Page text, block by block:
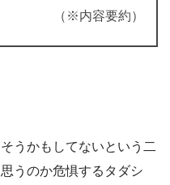
（※内容要約）
うかもしてないという二
うのか危惧するタダシ